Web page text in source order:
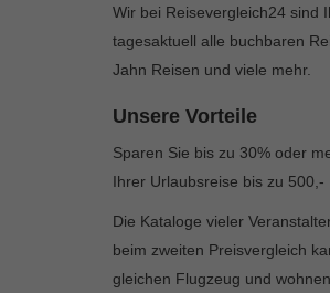
Wir bei Reisevergleich24 sind
tagesaktuell alle buchbaren
Jahn Reisen und viele mehr.
Unsere Vorteile
Sparen Sie bis zu 30% oder
Ihrer Urlaubsreise bis zu
Die Kataloge vieler
beim zweiten Preisvergleich
gleichen Flugzeug und